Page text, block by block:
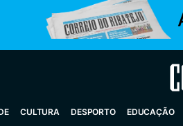
CULTURA DESPORTO EDUCAÇÃO